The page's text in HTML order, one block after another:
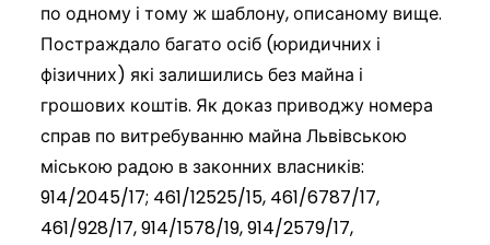
по одному і тому ж шаблону, описаному вище.
Постраждало багато осіб (юридичних і
фізичних) які залишились без майна і
грошових коштів. Як доказ приводжу номера
справ по витребуванню майна Львівською
міською радою в законних власників:
914/2045/17; 461/12525/15, 461/6787/17,
461/928/17, 914/1578/19, 914/2579/17,